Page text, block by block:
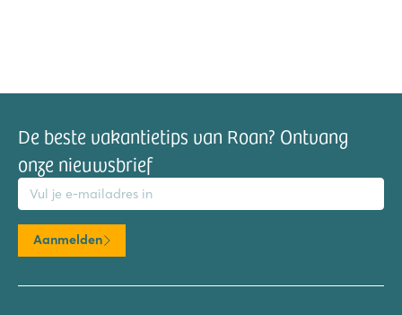
De beste vakantietips van Roan? Ontvang
onze nieuwsbrief
Aanmelden